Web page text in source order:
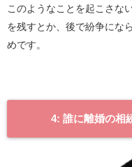
このようなことを起こさな
を残すとか、後で紛争にな
めです。
4: 誰に離婚の相